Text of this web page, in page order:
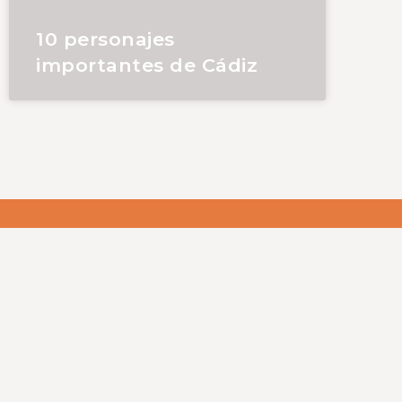
10 personajes
importantes de Cádiz